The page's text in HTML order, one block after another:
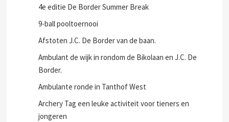
4e editie De Border Summer Break
9-ball pooltoernooi
Afstoten J.C. De Border van de baan.
Ambulant de wijk in rondom de Bikolaan en J.C. De
Border.
Ambulante ronde in Tanthof West
Archery Tag een leuke activiteit voor tieners en
jongeren